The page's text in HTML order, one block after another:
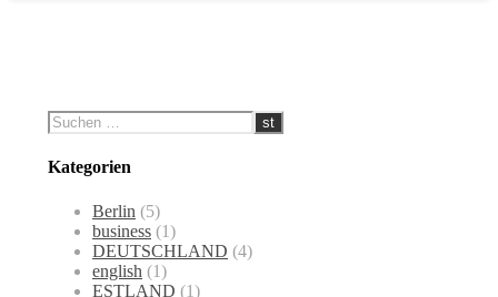
Kategorien
Berlin (5)
business (1)
DEUTSCHLAND (4)
english (1)
ESTLAND (1)